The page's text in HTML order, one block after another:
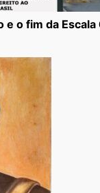
e o fim da